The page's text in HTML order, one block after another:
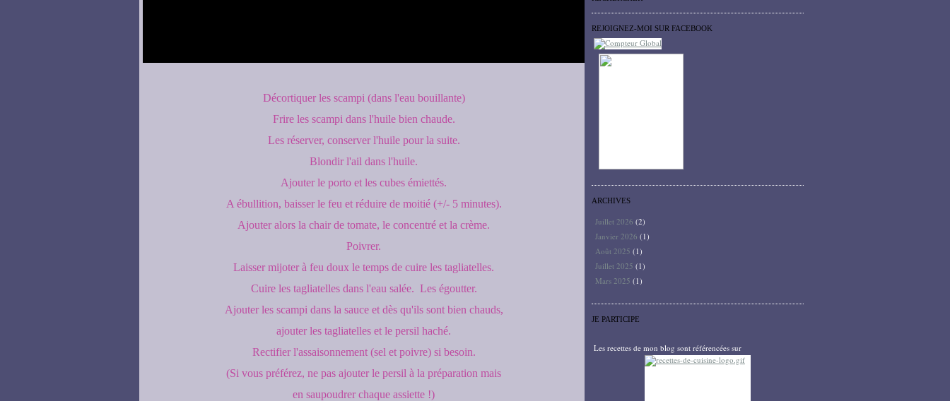
Décortiquer les scampi (dans l'eau bouillante)
Frire les scampi dans l'huile bien chaude.
Les réserver, conserver l'huile pour la suite.
Blondir l'ail dans l'huile.
Ajouter le porto et les cubes émiettés.
A ébullition, baisser le feu et réduire de moitié (+/- 5 minutes).
Ajouter alors la chair de tomate, le concentré et la crème.
Poivrer.
Laisser mijoter à feu doux le temps de cuire les tagliatelles.
Cuire les tagliatelles dans l'eau salée. Les égoutter.
Ajouter les scampi dans la sauce et dès qu'ils sont bien chauds,
ajouter les tagliatelles et le persil haché.
Rectifier l'assaisonnement (sel et poivre) si besoin.
(Si vous préférez, ne pas ajouter le persil à la préparation mais
en saupoudrer chaque assiette !)
REJOIGNEZ-MOI SUR FACEBOOK
ARCHIVES
Juillet 2026 (2)
Janvier 2026 (1)
Août 2025 (1)
Juillet 2025 (1)
Mars 2025 (1)
JE PARTICIPE
Les recettes de mon blog sont référencées sur